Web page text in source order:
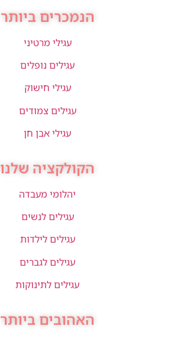
הנמכרים ביותר
עגילי מרטיני
עגילים נופלים
עגילי חישוק
עגילים צמודים
עגילי אבן חן
הקולקציה שלנו
יהלומי מעבדה
עגילים לנשים
עגילים לילדות
עגילים לגברים
עגילים לתינוקות
האהובים ביותר